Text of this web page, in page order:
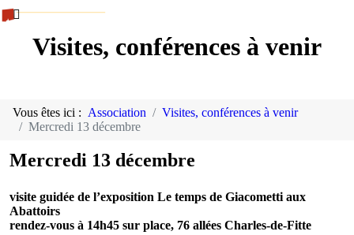
Visites, conférences à venir
Vous êtes ici : Association
Visites, conférences à venir
Mercredi 13 décembre
Mercredi 13 décembre
visite guidée de l’exposition Le temps de Giacometti aux
Abattoirs
rendez-vous à 14h45 sur place, 76 allées Charles-de-Fitte